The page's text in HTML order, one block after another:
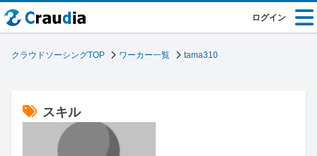
ログイン
クラウドソーシングTOP ワーカー一覧 tama310
スキル